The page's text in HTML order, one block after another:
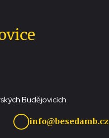
Budějovicích.
info@besedamb.cz